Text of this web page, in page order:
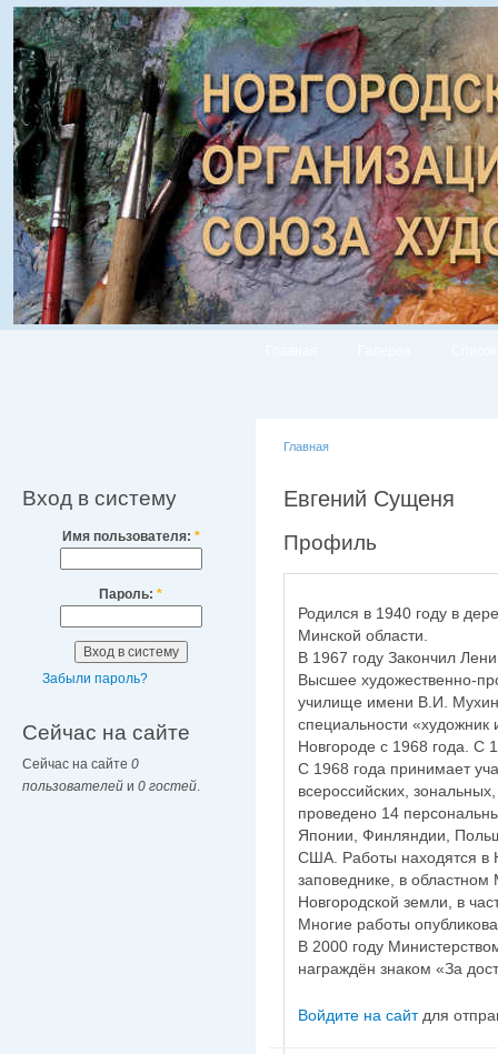
Вход в систему
Имя пользователя: *
Пароль: *
Забыли пароль?
Сейчас на сайте
Сейчас на сайте 0
пользователей и 0 гостей
Главная
Евгений Сущеня
Профиль
Родился в 1940 году в
Минской области.
В 1967 году Закончил
Высшее художественно-
училище имени В.И.
специальности «художник
Новгороде с 1968 года. С
С 1968 года принимает
всероссийских,
проведено 14
Японии, Финляндии,
США. Работы находятся в
заповеднике, в областном
Новгородской земли, в
Многие работы
В 2000 году
награждён знаком «За
Войдите на сайтдля